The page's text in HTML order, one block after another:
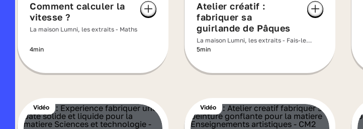
Comment calculer la
vitesse ?
La maison Lumni, les extraits - Maths
4min
Atelier créatif :
fabriquer sa
guirlande de Pâques
La maison Lumni, les extraits - Fais-le
toi-même
5min
Vidéo Vidéo